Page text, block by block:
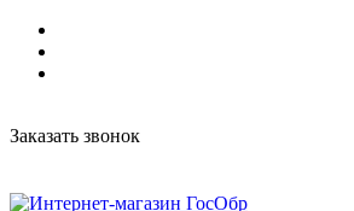
Заказать звонок